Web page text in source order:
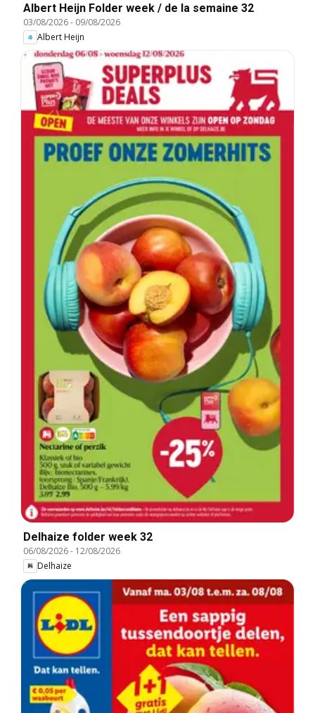
Albert Heijn Folder week / de la semaine 32
03/08/2026- 09/08/2026
Albert Heijn
Delhaize folder week 32
06/08/2026- 12/08/2026
Delhaize